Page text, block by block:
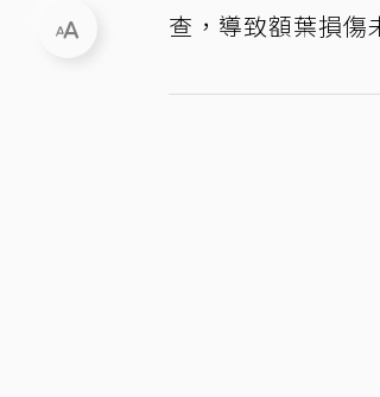
查，導致額葉損傷